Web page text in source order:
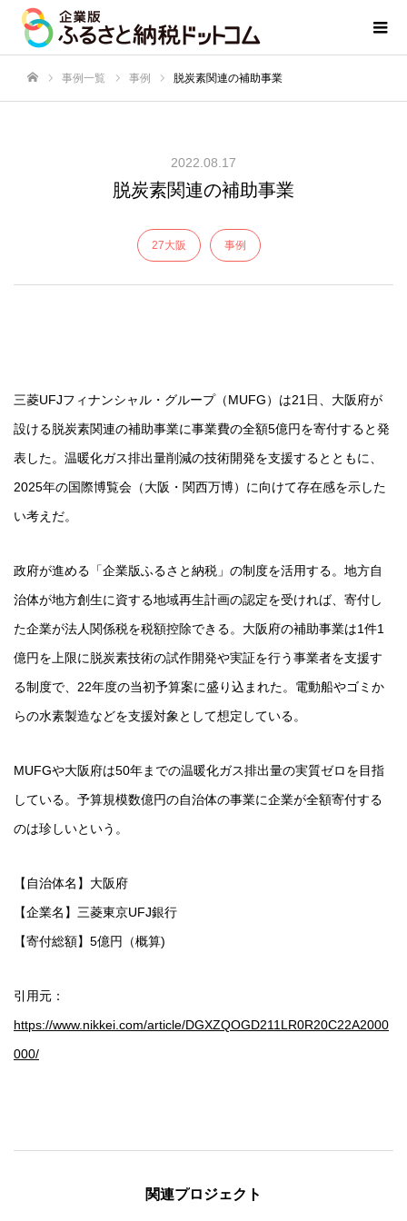
事例一覧 事例 脱炭素関連の補助事業
2022.08.17
脱炭素関連の補助事業
27大阪 事例
三菱UFJフィナンシャル・グループ（MUFG）は21日、大阪府が
設ける脱炭素関連の補助事業に事業費の全額5億円を寄付すると発
表した。温暖化ガス排出量削減の技術開発を支援するとともに、
2025年の国際博覧会（大阪・関西万博）に向けて存在感を示した
い考えだ。
政府が進める「企業版ふるさと納税」の制度を活用する。地方自
治体が地方創生に資する地域再生計画の認定を受ければ、寄付し
た企業が法人関係税を税額控除できる。大阪府の補助事業は1件1
億円を上限に脱炭素技術の試作開発や実証を行う事業者を支援す
る制度で、22年度の当初予算案に盛り込まれた。電動船やゴミか
らの水素製造などを支援対象として想定している。
MUFGや大阪府は50年までの温暖化ガス排出量の実質ゼロを目指
している。予算規模数億円の自治体の事業に企業が全額寄付する
のは珍しいという。
【自治体名】大阪府
【企業名】三菱東京UFJ銀行
【寄付総額】5億円（概算)
引用元：
https://www.nikkei.com/article/DGXZQOGD211LR0R20C22A2000
000/
関連プロジェクト